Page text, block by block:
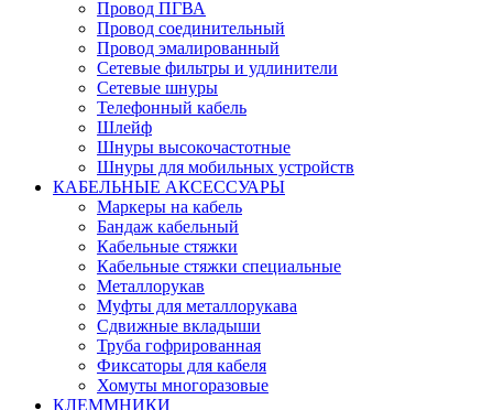
Провод ПГВА
Провод соединительный
Провод эмалированный
Сетевые фильтры и удлинители
Сетевые шнуры
Телефонный кабель
Шлейф
Шнуры высокочастотные
Шнуры для мобильных устройств
КАБЕЛЬНЫЕ АКСЕССУАРЫ
Маркеры на кабель
Бандаж кабельный
Кабельные стяжки
Кабельные стяжки специальные
Металлорукав
Муфты для металлорукава
Сдвижные вкладыши
Труба гофрированная
Фиксаторы для кабеля
Хомуты многоразовые
КЛЕММНИКИ